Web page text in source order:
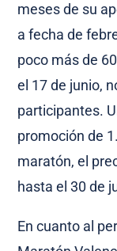
meses de su
a fecha de
poco más de
el 17 de junio,
participantes.
promoción de
maratón, el
hasta el 30 de
En cuanto al